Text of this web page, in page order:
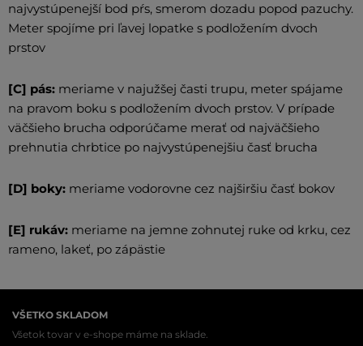
najvystúpenejší bod pŕs, smerom dozadu popod pazuchy.
Meter spojíme pri ľavej lopatke s podložením dvoch
prstov
[C] pás: meriame v najužšej časti trupu, meter spájame
na pravom boku s podložením dvoch prstov. V prípade
väčšieho brucha odporúčame merať od najväčšieho
prehnutia chrbtice po najvystúpenejšiu časť brucha
[D] boky: meriame vodorovne cez najširšiu časť bokov
[E] rukáv: meriame na jemne zohnutej ruke od krku, cez
rameno, lakeť, po zápästie
VŠETKO SKLADOM
Všetok tovar v e-shope máme na sklade.